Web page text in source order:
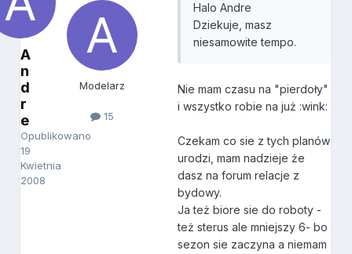
A
n
d
r
e
Opublikowano
19
Kwietnia
2008
Modelarz
15
Halo Andre
Dziekuje, masz
niesamowite tempo.
Nie mam czasu na "pierdoły"
i wszystko robie na już :wink:
Czekam co sie z tych planów
urodzi, mam nadzieje że
dasz na forum relacje z
bydowy.
Ja też biore sie do roboty -
też sterus ale mniejszy 6- bo
sezon sie zaczyna a niemam